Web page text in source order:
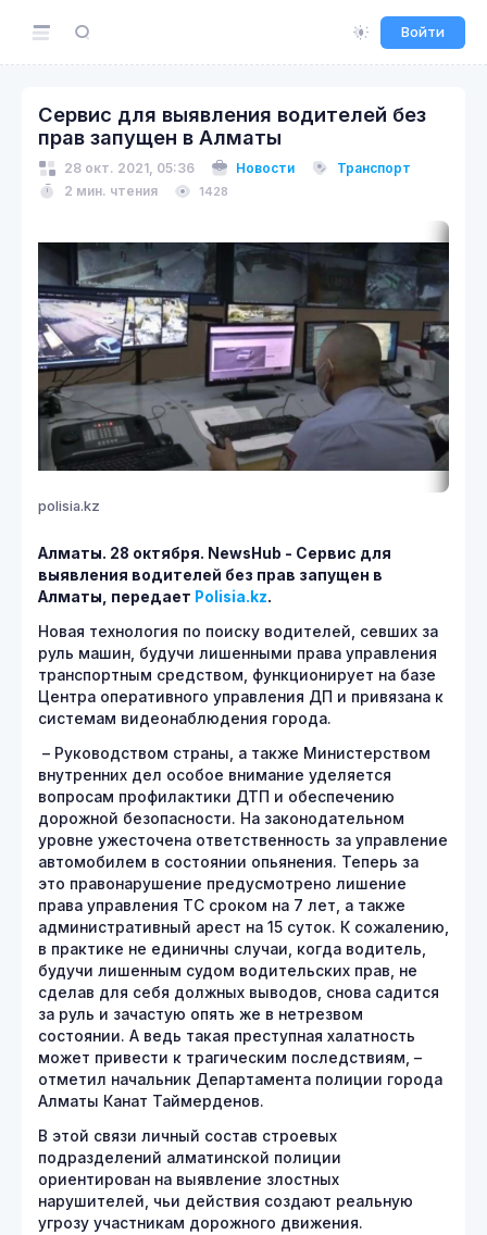
Войти
Сервис для выявления водителей без
прав запущен в Алматы
28 окт. 2021, 05:36 Новости
Транспорт
2 мин. чтения
1428
polisia.kz
Алматы. 28 октября. NewsHub - Сервис для
выявления водителей без прав запущен в
Алматы, передает Polisia.kz.
Новая технология по поиску водителей, севших за
руль машин, будучи лишенными права управления
транспортным средством, функционирует на базе
Центра оперативного управления ДП и привязана к
системам видеонаблюдения города.
– Руководством страны, а также Министерством
внутренних дел особое внимание уделяется
вопросам профилактики ДТП и обеспечению
дорожной безопасности. На законодательном
уровне ужесточена ответственность за управление
автомобилем в состоянии опьянения. Теперь за
это правонарушение предусмотрено лишение
права управления ТС сроком на 7 лет, а также
административный арест на 15 суток. К сожалению,
в практике не единичны случаи, когда водитель,
будучи лишенным судом водительских прав, не
сделав для себя должных выводов, снова садится
за руль и зачастую опять же в нетрезвом
состоянии. А ведь такая преступная халатность
может привести к трагическим последствиям, –
отметил начальник Департамента полиции города
Алматы Канат Таймерденов.
В этой связи личный состав строевых
подразделений алматинской полиции
ориентирован на выявление злостных
нарушителей, чьи действия создают реальную
угрозу участникам дорожного движения.